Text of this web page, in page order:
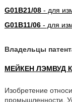
G01B21/08- для
G01B11/06- для
Владельцы
МЕЙКЕН ЛЭМВУД
Изобретение
промышленности.